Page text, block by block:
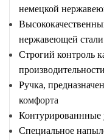
немецкой
нержавеющей
Строгий контроль
Ручка,
комфорта
Контурированнные
Специальное